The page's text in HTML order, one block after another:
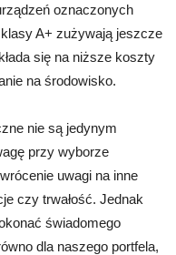
oznaczonych
A+ zużywają jeszcze
się na niższe koszty
na środowisko.
nie są jedynym
przy wyborze
uwagi na inne
czy trwałość. Jednak
świadomego
dla naszego portfela,